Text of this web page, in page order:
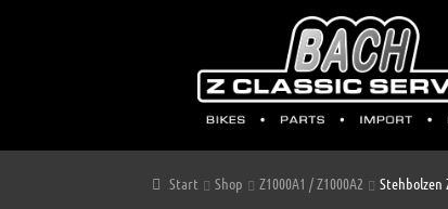
Start Shop Z1000A1 / Z1000A2 Stehbolzen